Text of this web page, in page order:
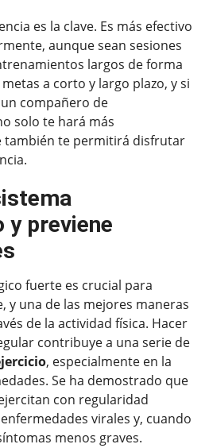
es la clave. Es más efectivo
aunque sean sesiones
largos de forma
a corto y largo plazo, y si
compañero de
solo te hará más
también te permitirá disfrutar
y previene
fuerte es crucial para
y una de las mejores maneras
de la actividad física. Hacer
contribuye a una serie de
, especialmente en la
Se ha demostrado que
con regularidad
virales y, cuando
menos graves.